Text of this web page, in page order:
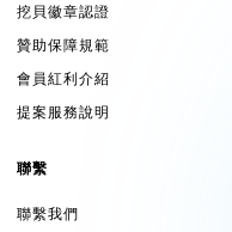
挖貝徽章認證
贊助保障規範
會員紅利介紹
提案服務說明
聯繫
聯繫我們